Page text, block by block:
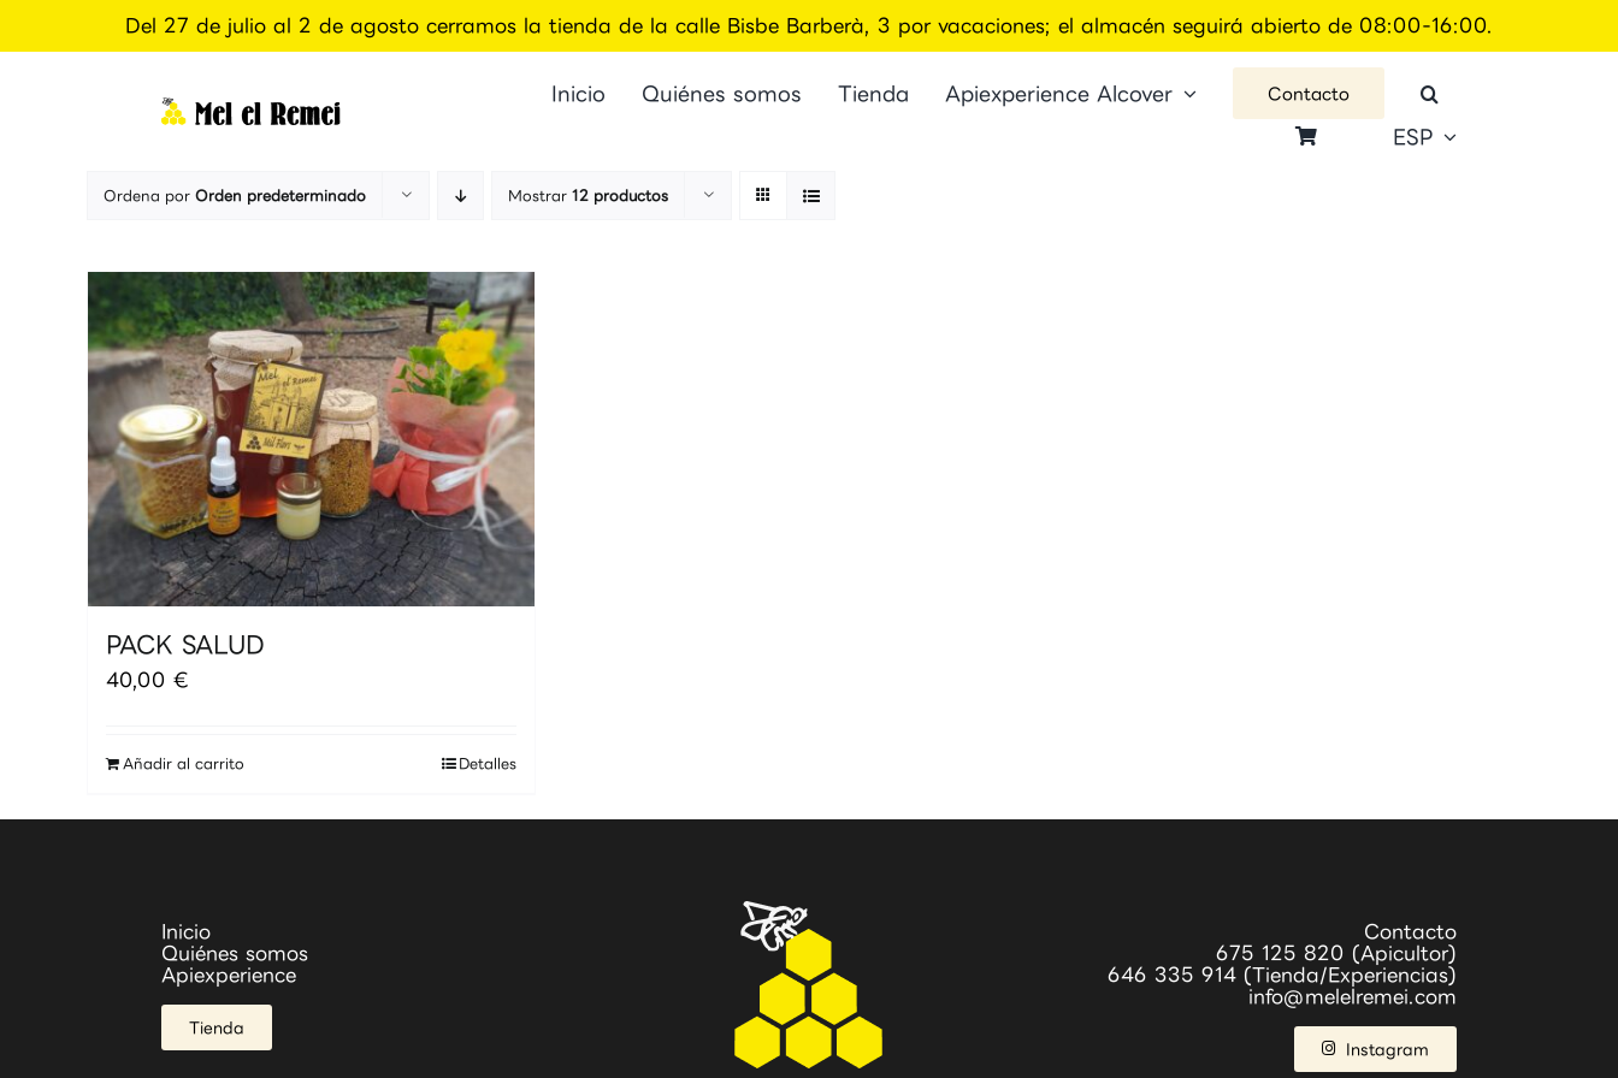
Del 27 de julio al 2 de agosto cerramos la tienda de la calle Bisbe Barberà, 3 por vacaciones; el almacén seguirá abierto de 08:00-16:00.
Inicio Quiénes somos Tienda Apiexperience Alcover Contacto
ESP
Ordena por Orden predeterminado Mostrar 12 productos
PACK SALUD
40,00 €
Añadir al carrito Detalles
Inicio
Quiénes somos
Apiexperience
Tienda
Contacto
675 125 820 (Apicultor)
646 335 914 (Tienda/Experiencias)
info@melelremei.com
Instagram